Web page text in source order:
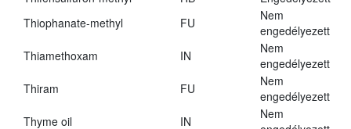
Thiophanate-methyl
FU
Nem
engedélyezett
Thiamethoxam
IN
Nem
engedélyezett
Thiram
FU
Nem
engedélyezett
Thyme oil
IN
Nem